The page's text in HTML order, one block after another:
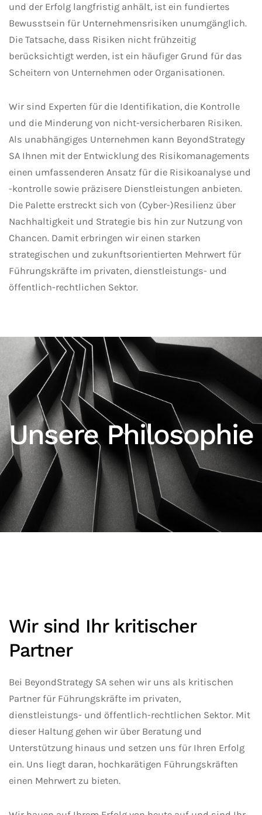
und der Erfolg langfristig anhält, ist ein fundiertes
Bewusstsein für Unternehmensrisiken unumgänglich.
Die Tatsache, dass Risiken nicht frühzeitig
berücksichtigt werden, ist ein häufiger Grund für das
Scheitern von Unternehmen oder Organisationen.
Wir sind Experten für die Identifikation, die Kontrolle
und die Minderung von nicht-versicherbaren Risiken.
Als unabhängiges Unternehmen kann BeyondStrategy
SA Ihnen mit der Entwicklung des Risikomanagements
einen umfassenderen Ansatz für die Risikoanalyse und
-kontrolle sowie präzisere Dienstleistungen anbieten.
Die Palette erstreckt sich von (Cyber-)Resilienz über
Nachhaltigkeit und Strategie bis hin zur Nutzung von
Chancen. Damit erbringen wir einen starken
strategischen und zukunftsorientierten Mehrwert für
Führungskräfte im privaten, dienstleistungs- und
öffentlich-rechtlichen Sektor.
Unsere Philosophie
Wir sind Ihr kritischer
Partner
Bei BeyondStrategy SA sehen wir uns als kritischen
Partner für Führungskräfte im privaten,
dienstleistungs- und öffentlich-rechtlichen Sektor. Mit
dieser Haltung gehen wir über Beratung und
Unterstützung hinaus und setzen uns für Ihren Erfolg
ein. Uns liegt daran, hochkarätigen Führungskräften
einen Mehrwert zu bieten.